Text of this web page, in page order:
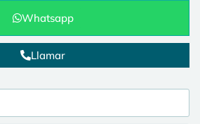
Whatsapp
Llamar